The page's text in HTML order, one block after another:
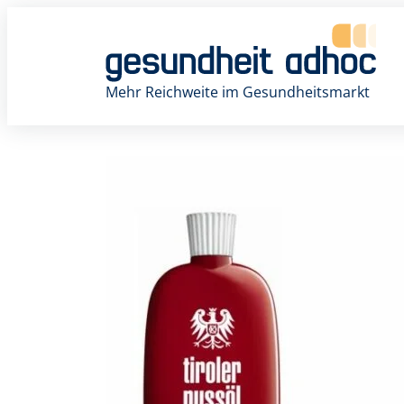
Mehr Reichweite im Gesundheitsmarkt